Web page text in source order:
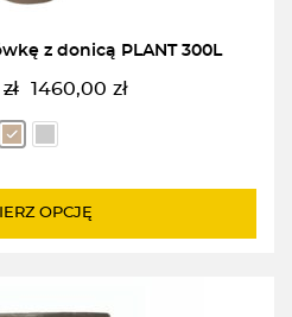
z donicą PLANT 300L
zł
Pierwotna
cena
wynosiła:
1460,00 zł
Aktualna
cena
wynosi:
OPCJĘ